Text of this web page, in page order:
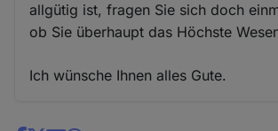
allgütig ist, fragen Sie sich doch
ob Sie überhaupt das Höchste
Ich wünsche Ihnen alles Gute.